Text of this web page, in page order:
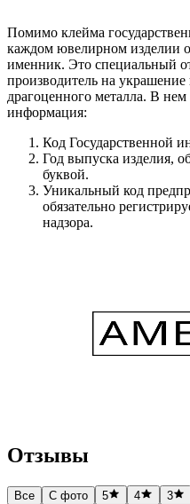
Помимо клейма
каждом ювелирном изделии
именник. Это специальный
производитель на украшение
драгоценного металла. В
информация:
Код Государственной
Год выпуска изделия,
буквой.
Уникальный код
обязательно
надзора.
Отзывы
Все С фото 5 4 3